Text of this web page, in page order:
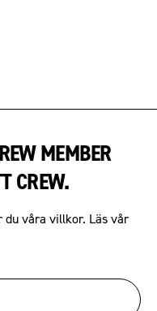
MEMBER
CREW.
du våra villkor. Läs vår